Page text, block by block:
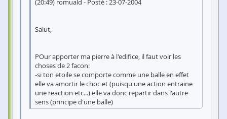
(20:49) romuald - Posté : 23-07-2004
Salut,
POur apporter ma pierre à l'edifice, il faut voir les
choses de 2 facon:
-si ton etoile se comporte comme une balle en effet
elle va amortir le choc et (puisqu'une action entraine
une reaction etc...) elle va donc repartir dans l'autre
sens (principe d'une balle)